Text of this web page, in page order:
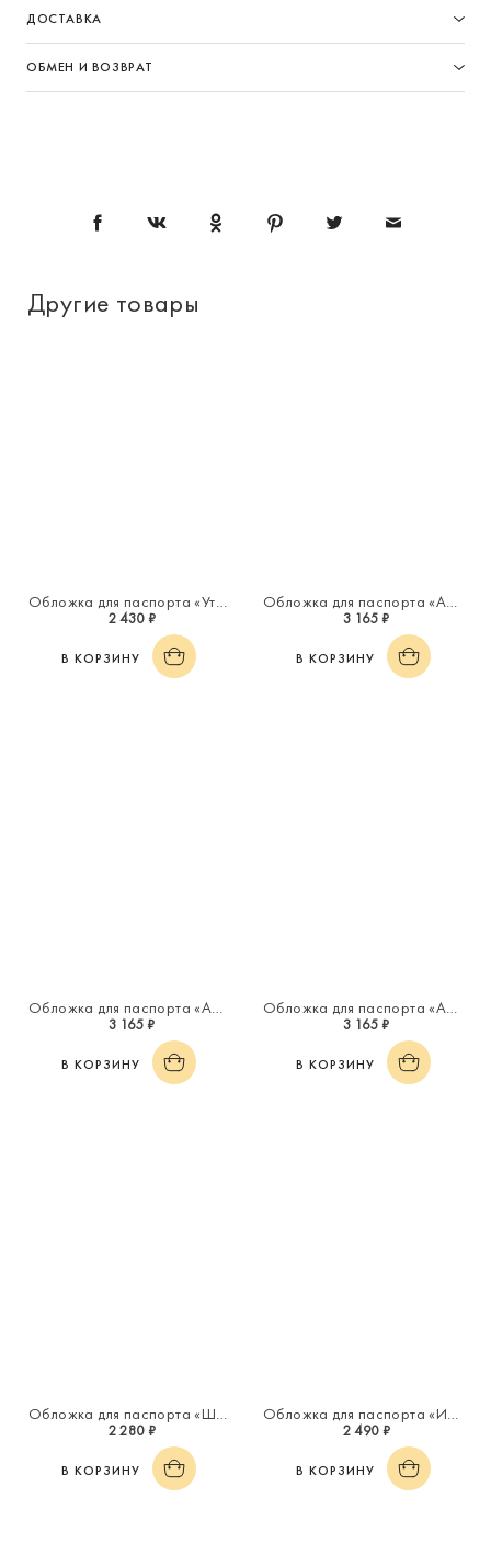
ДОСТАВКА
ОБМЕН И ВОЗВРАТ
Другие товары
Обложка для паспорта «Утро»
2 430 ₽
В КОРЗИНУ
Обложка для паспорта «Астрид»
3 165 ₽
В КОРЗИНУ
Обложка для паспорта «Астрид»
3 165 ₽
В КОРЗИНУ
Обложка для паспорта «Астрид»
3 165 ₽
В КОРЗИНУ
Обложка для паспорта «Шарм»
2 280 ₽
В КОРЗИНУ
Обложка для паспорта «Инициал "Я"»
2 490 ₽
В КОРЗИНУ